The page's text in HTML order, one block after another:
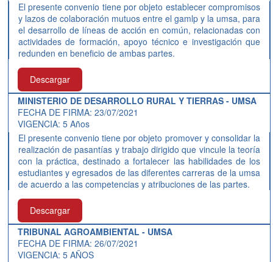
El presente convenio tiene por objeto establecer compromisos
y lazos de colaboración mutuos entre el gamlp y la umsa, para
el desarrollo de líneas de acción en común, relacionadas con
actividades de formación, apoyo técnico e investigación que
redunden en beneficio de ambas partes.
Descargar
MINISTERIO DE DESARROLLO RURAL Y TIERRAS - UMSA
FECHA DE FIRMA: 23/07/2021
VIGENCIA: 5 Años
El presente convenio tiene por objeto promover y consolidar la
realización de pasantías y trabajo dirigido que vincule la teoría
con la práctica, destinado a fortalecer las habilidades de los
estudiantes y egresados de las diferentes carreras de la umsa
de acuerdo a las competencias y atribuciones de las partes.
Descargar
TRIBUNAL AGROAMBIENTAL - UMSA
FECHA DE FIRMA: 26/07/2021
VIGENCIA: 5 AÑOS